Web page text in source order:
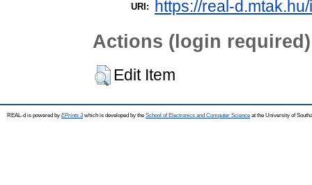
URI: https://real-
Actions (login required)
Edit Item
REAL-d is powered by EPrints 3which is developed by the School of Electronics and Computer Science at the University of